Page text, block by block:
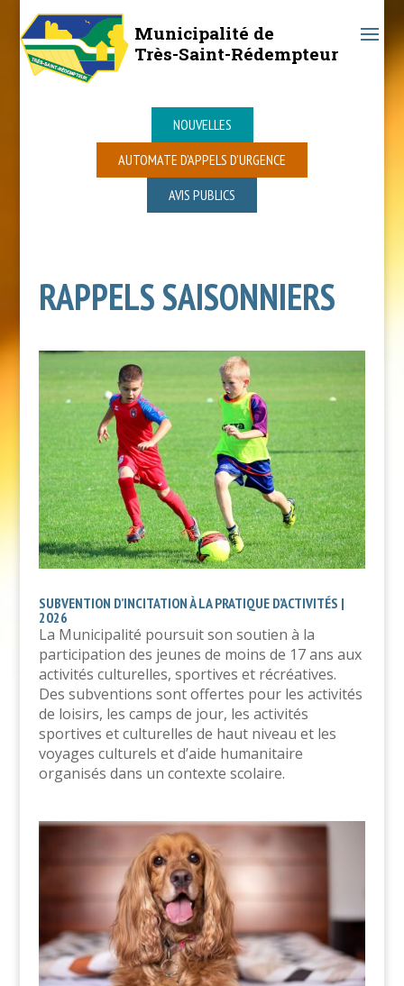
Municipalité de
Très-Saint-Rédempteur
NOUVELLES
AUTOMATE D’APPELS D’URGENCE
AVIS PUBLICS
RAPPELS SAISONNIERS
SUBVENTION D’INCITATION À LA PRATIQUE D’ACTIVITÉS |
2026
La Municipalité poursuit son soutien à la
participation des jeunes de moins de 17 ans aux
activités culturelles, sportives et récréatives.
Des subventions sont offertes pour les activités
de loisirs, les camps de jour, les activités
sportives et culturelles de haut niveau et les
voyages culturels et d’aide humanitaire
organisés dans un contexte scolaire.